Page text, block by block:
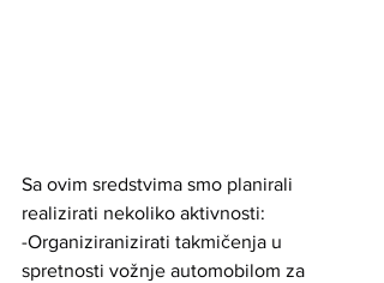
Sa ovim sredstvima smo planirali
realizirati nekoliko aktivnosti:
-Organiziranizirati takmičenja u
spretnosti vožnje automobilom za